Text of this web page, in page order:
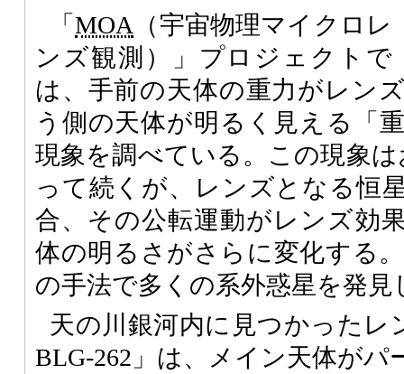
「MOA （宇宙物理マイクロレ
ンズ観測）」プロジェクトで
は、手前の天体の重力がレン
う側の天体が明るく見える「
現象を調べている。この現象
って続くが、レンズとなる恒
合、その公転運動がレンズ効
体の明るさがさらに変化する
の手法で多くの系外惑星を発見
天の川銀河内に見つかったレ
BLG-262」は、メイン天体がパ